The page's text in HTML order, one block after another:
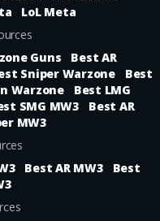
LoL Meta
Guns
Best AR
Sniper Warzone
Best
Warzone
Best LMG
SMG MW3
Best AR
MW3
Best AR MW3
Best